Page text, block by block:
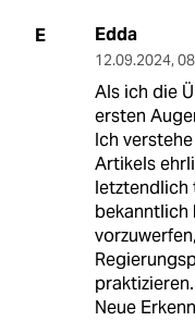
E Edda
12.09.2024,
Als ich die
ersten
Ich
Artikels
letztendlich
bekanntlich
praktizieren.
Neue